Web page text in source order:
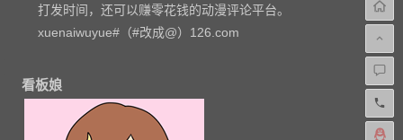
打发时间，还可以赚零花钱的动漫评论平台。
xuenaiwuyue#（#改成@）126.com
看板娘